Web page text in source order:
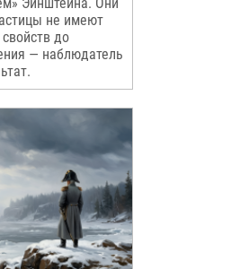
не имеют
до
— наблюдатель